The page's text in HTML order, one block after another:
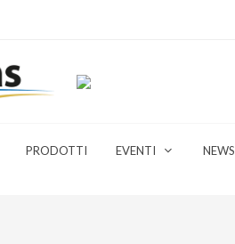
PRODOTTI EVENTI NEWS